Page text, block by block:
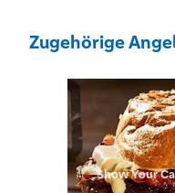
Zugehörige
Show Your